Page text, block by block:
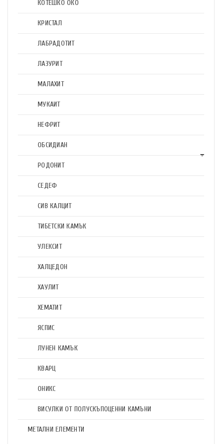
КОТЕШКО ОКО
КРИСТАЛ
ЛАБРАДОТИТ
ЛАЗУРИТ
МАЛАХИТ
МУКАИТ
НЕФРИТ
ОБСИДИАН
РОДОНИТ
СЕДЕФ
СИВ КАЛЦИТ
ТИБЕТСКИ КАМЪК
УЛЕКСИТ
ХАЛЦЕДОН
ХАУЛИТ
ХЕМАТИТ
ЯСПИС
ЛУНЕН КАМЪК
КВАРЦ
ОНИКС
ВИСУЛКИ ОТ ПОЛУСКЪПОЦЕННИ КАМЪНИ
МЕТАЛНИ ЕЛЕМЕНТИ